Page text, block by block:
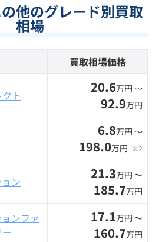
他のグレード別買取
相場
買取相場価格
ト 20.6万円 〜
92.9万円
6.8万円 〜
198.0万円 ※2
ン 21.3万円 〜
185.7万円
ンファ
17.1万円 〜
160.7万円